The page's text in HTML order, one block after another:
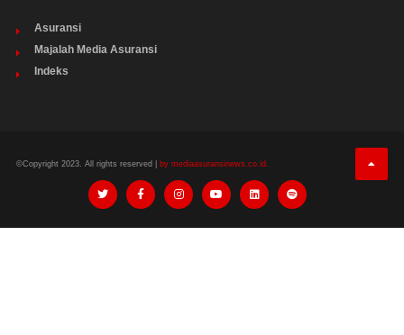
Asuransi
Majalah Media Asuransi
Indeks
©Copyright 2023. All rights reserved | by mediaasuransinews.co.id.